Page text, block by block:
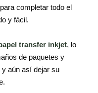
completar todo el
y fácil.
transfer inkjet, lo
de paquetes y
aún así dejar su